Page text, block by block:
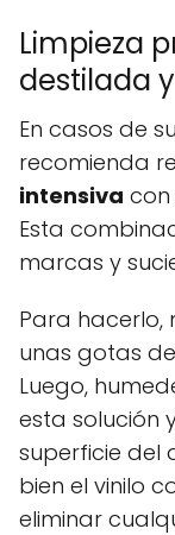
Limpieza
destilada
En casos de
recomienda
intensiva
Esta
marcas y
Para
unas gotas
Luego,
esta solución
superficie del
bien el vinilo
eliminar